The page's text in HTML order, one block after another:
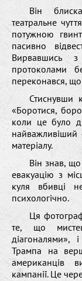
Він
театральне
потужною
пасивно
Вирвавшись
протоколами
переконався,
Стиснувши
«Боротися,
коли це було
матеріалу.
Він знав,
евакуацію з
куля вбивці
психологічно.
Ця
те, що
Трампа на
американців
кампанії. Це